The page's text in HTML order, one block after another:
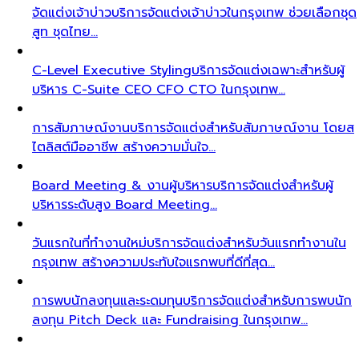
จัดแต่งเจ้าบ่าวบริการจัดแต่งเจ้าบ่าวในกรุงเทพ ช่วยเลือกชุด
สูท ชุดไทย…
C-Level Executive Stylingบริการจัดแต่งเฉพาะสำหรับผู้
บริหาร C-Suite CEO CFO CTO ในกรุงเทพ…
การสัมภาษณ์งานบริการจัดแต่งสำหรับสัมภาษณ์งาน โดยส
ไตลิสต์มืออาชีพ สร้างความมั่นใจ…
Board Meeting & งานผู้บริหารบริการจัดแต่งสำหรับผู้
บริหารระดับสูง Board Meeting…
วันแรกในที่ทำงานใหม่บริการจัดแต่งสำหรับวันแรกทำงานใน
กรุงเทพ สร้างความประทับใจแรกพบที่ดีที่สุด…
การพบนักลงทุนและระดมทุนบริการจัดแต่งสำหรับการพบนัก
ลงทุน Pitch Deck และ Fundraising ในกรุงเทพ…